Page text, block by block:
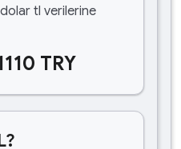
tl verilerine
TRY